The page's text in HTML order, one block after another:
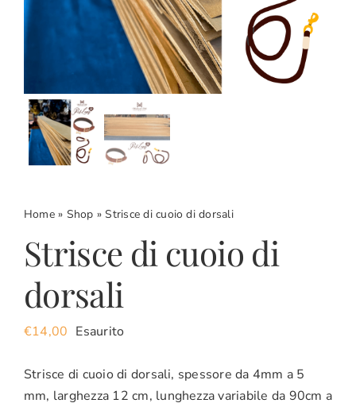
Home» Shop »Strisce di cuoio di dorsali
Strisce di cuoio di
dorsali
€14,00 Esaurito
Strisce di cuoio di dorsali, spessore da 4mm a 5
mm, larghezza 12 cm, lunghezza variabile da 90cm a